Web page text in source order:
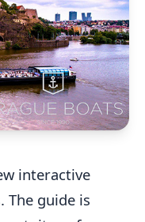
interactive
The guide is